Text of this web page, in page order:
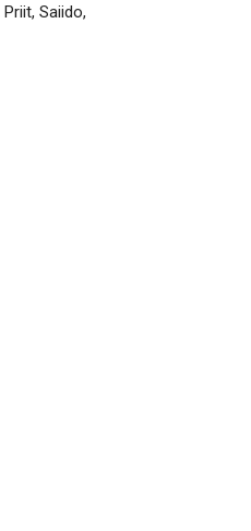
Priit, Saiido,